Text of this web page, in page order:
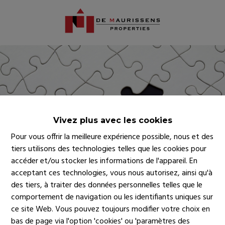
Vivez plus avec les cookies
Pour vous offrir la meilleure expérience possible, nous et des
tiers utilisons des technologies telles que les cookies pour
accéder et/ou stocker les informations de l'appareil. En
acceptant ces technologies, vous nous autorisez, ainsi qu'à
des tiers, à traiter des données personnelles telles que le
comportement de navigation ou les identifiants uniques sur
ce site Web. Vous pouvez toujours modifier votre choix en
bas de page via l'option 'cookies' ou 'paramètres des